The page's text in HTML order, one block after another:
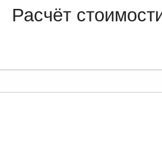
Расчёт